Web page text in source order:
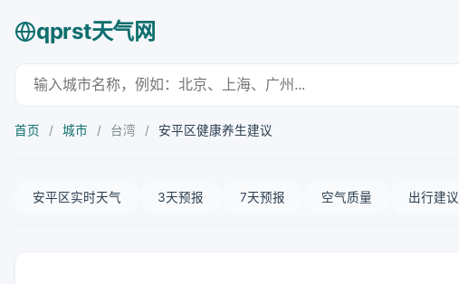
qprst天气网
首页 / 城市 / 台湾 / 安平区健康养生建议
安平区实时天气 3天预报 7天预报 空气质量 出行建议